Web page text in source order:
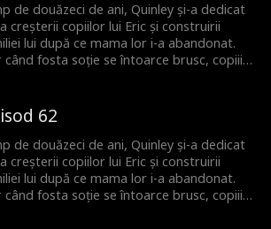
de douăzeci de ani, Quinley și-a dedicat
creșterii copiilor lui Eric și construirii
lui după ce mama lor i-a abandonat.
când fosta soție se întoarce brusc, copiii îi
să plece și să înceapă de la zero. Abia
familia își dă seama că ea era cea care îi
cu adevărat uniți.
62
de douăzeci de ani, Quinley și-a dedicat
creșterii copiilor lui Eric și construirii
lui după ce mama lor i-a abandonat.
când fosta soție se întoarce brusc, copiii îi